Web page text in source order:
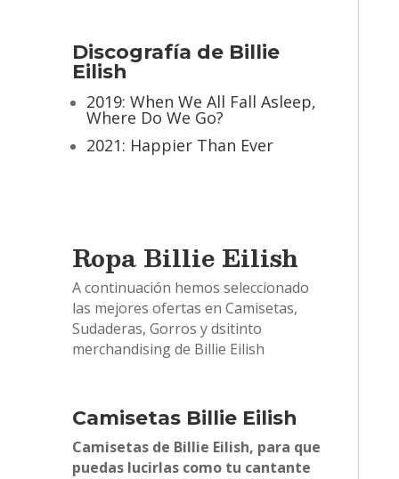
Discografía de Billie
Eilish
2019: When We All Fall Asleep,
Where Do We Go?
2021: Happier Than Ever
Ropa Billie Eilish
A continuación hemos seleccionado
las mejores ofertas en Camisetas,
Sudaderas, Gorros y dsitinto
merchandising de Billie Eilish
Camisetas Billie Eilish
Camisetas de Billie Eilish, para que
puedas lucirlas como tu cantante